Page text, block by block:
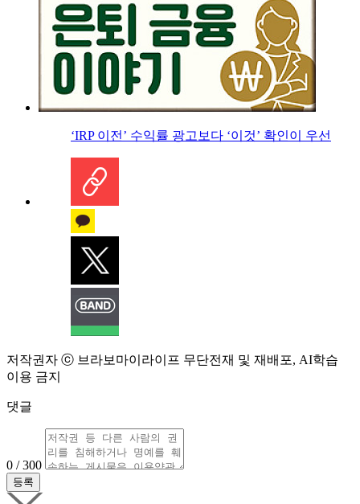
‘IRP 이전’ 수익률 광고보다 ‘이것’ 확인이 우선
저작권자 ⓒ 브라보마이라이프 무단전재 및 재배포, AI학습
이용 금지
댓글
0 / 300